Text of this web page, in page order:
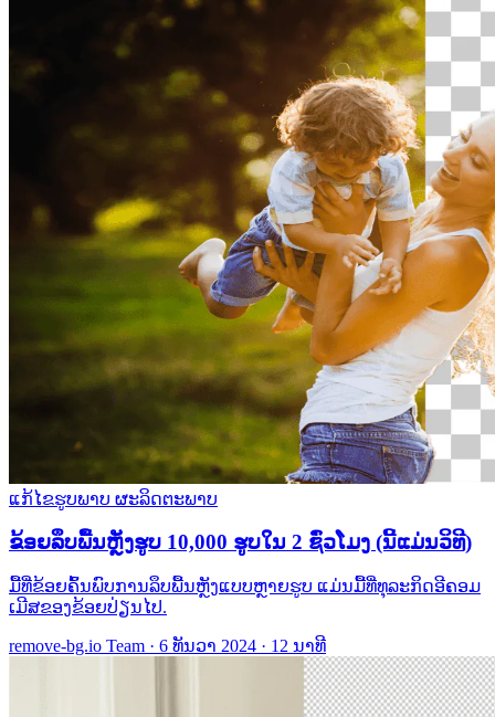
ແກ້ໄຂຮູບພາບ ຜະລິດຕະພາບ
ຂ້ອຍລຶບພື້ນຫຼັງຮູບ 10,000 ຮູບໃນ 2 ຊົ່ວໂມງ (ນີ້ແມ່ນວິທີ)
ມື້ທີ່ຂ້ອຍຄົ້ນພົບການລຶບພື້ນຫຼັງແບບຫຼາຍຮູບ ແມ່ນມື້ທີ່ທຸລະກິດອີຄອມ
ເມີສຂອງຂ້ອຍປ່ຽນໄປ.
remove-bg.io Team · 6 ທັນວາ 2024 · 12 ນາທີ